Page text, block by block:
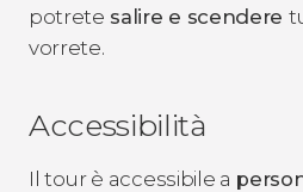
potrete salire e scendere
vorrete.
Accessibilità
Il tour è accessibile a